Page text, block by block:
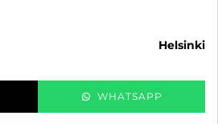
helsinki
WHATSAPP